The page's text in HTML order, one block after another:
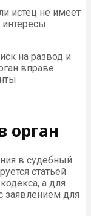
истец не имеет
на развод и
вправе
орган
в судебный
статьей
а для
заявлением для